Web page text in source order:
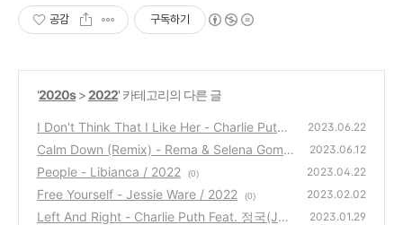
공감 구독하기
'2020s>2022' 카테고리의 다른 글
I Don't Think That I Like Her - Charlie Puth /
2022
(0)
2023.06.22
Calm Down (Remix) - Rema & Selena Gome
z / 2022
(0)
2023.06.12
People - Libianca / 2022 (0) 2023.04.22
Free Yourself - Jessie Ware / 2022 (0) 2023.02.02
Left And Right - Charlie Puth Feat. 정국(Jun
2023.01.29